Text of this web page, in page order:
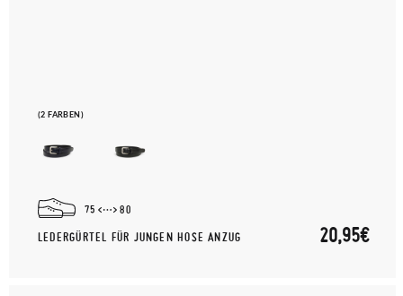
(2 FARBEN)
75 80
LEDERGÜRTEL FÜR JUNGEN HOSE ANZUG 20,95€